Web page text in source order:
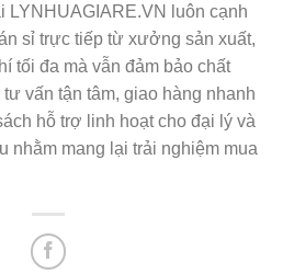
LYNHUAGIARE.VN luôn cạnh
sỉ trực tiếp từ xưởng sản xuất,
tối đa mà vẫn đảm bảo chất
vấn tận tâm, giao hàng nhanh
hỗ trợ linh hoạt cho đại lý và
nhằm mang lại trải nghiệm mua